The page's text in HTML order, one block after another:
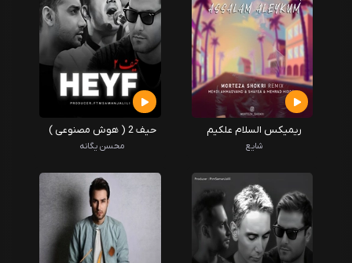
ریمیکس السلام علکیم
شایع
حیف 2 ( هوش مصنوعی )
محسن یگانه